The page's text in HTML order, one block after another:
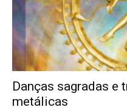
Danças sagradas e
metálicas